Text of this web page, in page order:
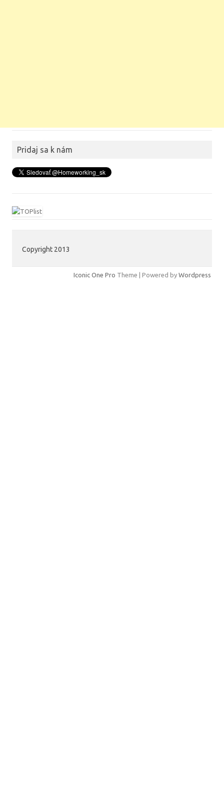
Pridaj sa k nám
Copyright 2013
Iconic One Pro Theme | Powered by Wordpress